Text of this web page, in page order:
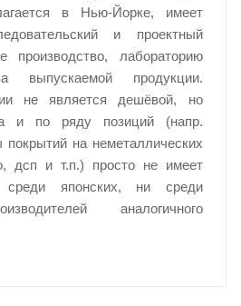
в Нью-Йорке, имеет
и проектный
производство, лабораторию
выпускаемой продукции.
не является дешёвой, но
и по ряду позиций (напр.
на неметаллических
дсп и т.п.) просто не имеет
японских, ни среди
аналогичного